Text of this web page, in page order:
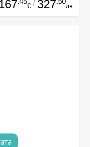
€ / 327 лв.